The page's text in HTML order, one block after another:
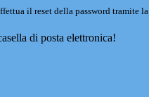
il reset della password tramite la
di posta elettronica!